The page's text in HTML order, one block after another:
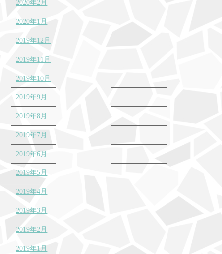
2020年2月
2020年1月
2019年12月
2019年11月
2019年10月
2019年9月
2019年8月
2019年7月
2019年6月
2019年5月
2019年4月
2019年3月
2019年2月
2019年1月